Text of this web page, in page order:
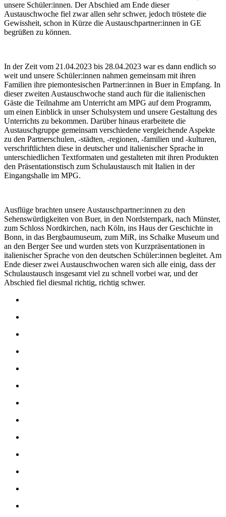
unsere Schüler:innen. Der Abschied am Ende dieser
Austauschwoche fiel zwar allen sehr schwer, jedoch tröstete die
Gewissheit, schon in Kürze die Austauschpartner:innen in GE
begrüßen zu können.
In der Zeit vom 21.04.2023 bis 28.04.2023 war es dann endlich so
weit und unsere Schüler:innen nahmen gemeinsam mit ihren
Familien ihre piemontesischen Partner:innen in Buer in Empfang. In
dieser zweiten Austauschwoche stand auch für die italienischen
Gäste die Teilnahme am Unterricht am MPG auf dem Programm,
um einen Einblick in unser Schulsystem und unsere Gestaltung des
Unterrichts zu bekommen. Darüber hinaus erarbeitete die
Austauschgruppe gemeinsam verschiedene vergleichende Aspekte
zu den Partnerschulen, -städten, -regionen, -familien und -kulturen,
verschriftlichten diese in deutscher und italienischer Sprache in
unterschiedlichen Textformaten und gestalteten mit ihren Produkten
den Präsentationstisch zum Schulaustausch mit Italien in der
Eingangshalle im MPG.
Ausflüge brachten unsere Austauschpartner:innen zu den
Sehenswürdigkeiten von Buer, in den Nordsternpark, nach Münster,
zum Schloss Nordkirchen, nach Köln, ins Haus der Geschichte in
Bonn, in das Bergbaumuseum, zum MiR, ins Schalke Museum und
an den Berger See und wurden stets von Kurzpräsentationen in
italienischer Sprache von den deutschen Schüler:innen begleitet. Am
Ende dieser zwei Austauschwochen waren sich alle einig, dass der
Schulaustausch insgesamt viel zu schnell vorbei war, und der
Abschied fiel diesmal richtig, richtig schwer.